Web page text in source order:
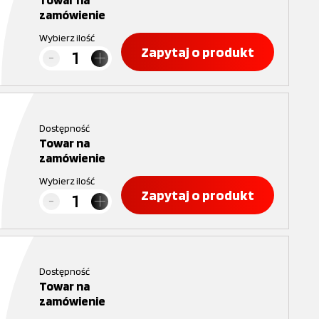
zamówienie
Wybierz ilość
Zapytaj o produkt
Dostępność
Towar na
zamówienie
Wybierz ilość
Zapytaj o produkt
Dostępność
Towar na
zamówienie